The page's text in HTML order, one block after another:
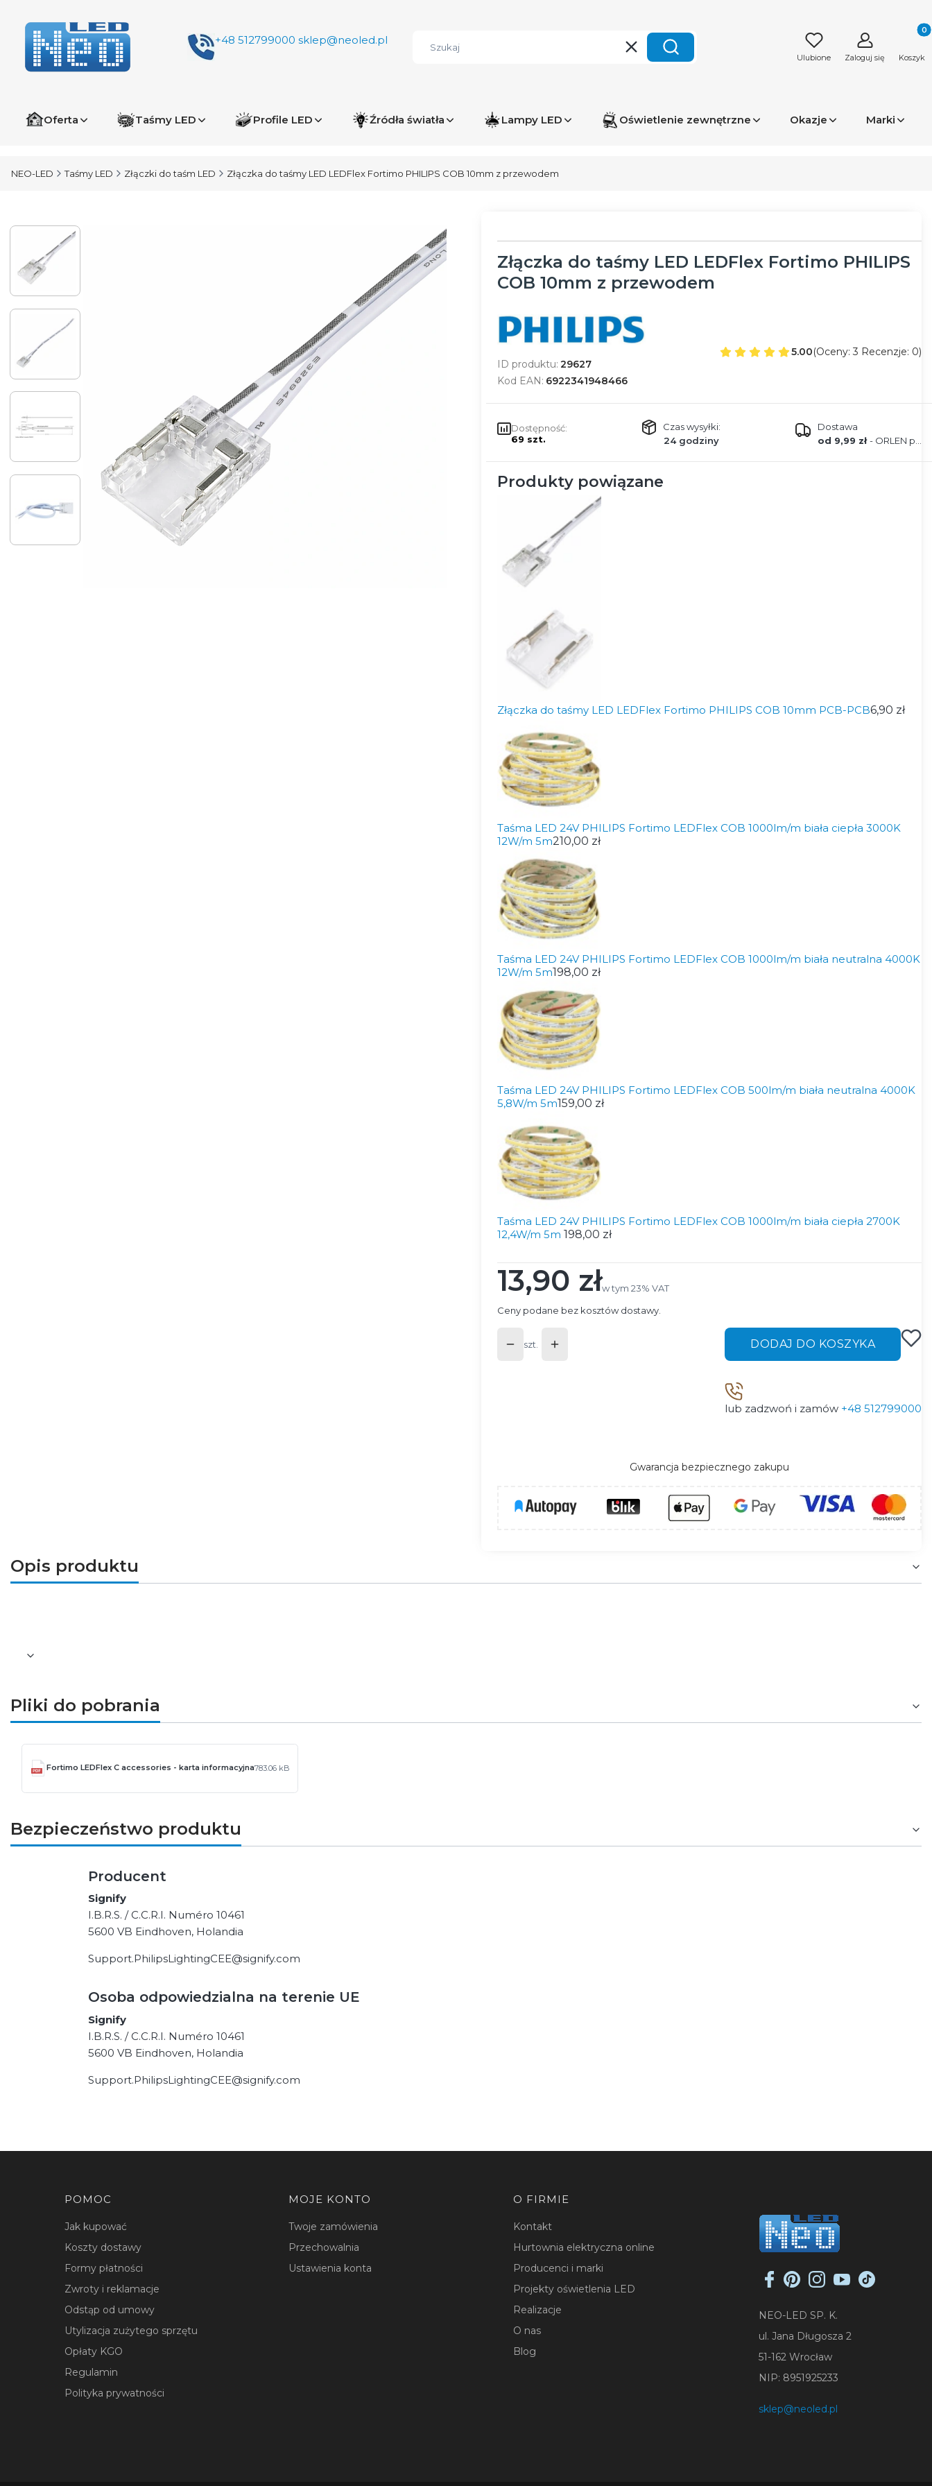
+48 512799000 sklep@neoled.pl
WyczyśćSzukaj Ulubione Zaloguj się Koszyk
Oferta Taśmy LED Profile LED Źródła światła Lampy LED Oświetlenie zewnętrzne Okazje Marki
NEO-LED Taśmy LED Złączki do taśm LED Złączka do taśmy LED LEDFlex Fortimo PHILIPS COB 10mm z przewodem
Złączka do taśmy LED LEDFlex Fortimo PHILIPS
COB 10mm z przewodem
ID produktu: 29627
Kod EAN: 6922341948466
5.00(Oceny: 3 Recenzje: 0)
Dostępność:
69 szt.
Czas wysyłki:
24 godziny
Dostawa
od 9,99 zł- ORLEN paczka
Produkty powiązane
Złączka do taśmy LED LEDFlex Fortimo PHILIPS COB 10mm PCB-PCB6,90 zł
Taśma LED 24V PHILIPS Fortimo LEDFlex COB 1000lm/m biała ciepła 3000K
12W/m 5m210,00 zł
Taśma LED 24V PHILIPS Fortimo LEDFlex COB 1000lm/m biała neutralna 4000K
12W/m 5m198,00 zł
Taśma LED 24V PHILIPS Fortimo LEDFlex COB 500lm/m biała neutralna 4000K
5,8W/m 5m159,00 zł
Taśma LED 24V PHILIPS Fortimo LEDFlex COB 1000lm/m biała ciepła 2700K
12,4W/m 5m 198,00 zł
Cena
13,90 złw tym 23% VAT
w tym 23% VAT
Ceny podane bez kosztów dostawy.
szt. DODAJ DO KOSZYKA
lub zadzwoń i zamów +48 512799000
Gwarancja bezpiecznego zakupu
Opis produktu
Pliki do pobrania
Fortimo LEDFlex C accessories - karta informacyjna783.06 kB
Bezpieczeństwo produktu
Producent
Signify
I.B.R.S. / C.C.R.I. Numéro 10461
5600 VB Eindhoven, Holandia
Support.PhilipsLightingCEE@signify.com
Osoba odpowiedzialna na terenie UE
Signify
I.B.R.S. / C.C.R.I. Numéro 10461
5600 VB Eindhoven, Holandia
Support.PhilipsLightingCEE@signify.com
Linki w stopce
POMOC
Jak kupować
Koszty dostawy
Formy płatności
Zwroty i reklamacje
Odstąp od umowy
Utylizacja zużytego sprzętu
Opłaty KGO
Regulamin
Polityka prywatności
MOJE KONTO
Twoje zamówienia
Przechowalnia
Ustawienia konta
O FIRMIE
Kontakt
Hurtownia elektryczna online
Producenci i marki
Projekty oświetlenia LED
Realizacje
O nas
Blog
NEO-LED SP. K.
ul. Jana Długosza 2
51-162 Wrocław
NIP: 8951925233
sklep@neoled.pl